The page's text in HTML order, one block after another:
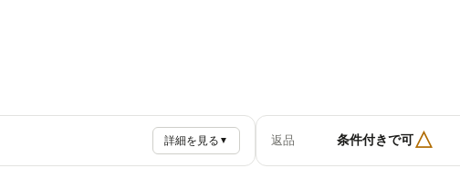
詳細を見る ▼ 返品 条件付きで可△